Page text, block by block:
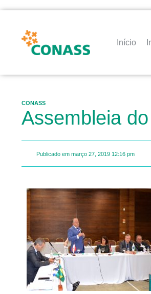
Início
CONASS
Assembleia
Publicado em março 27, 2019 12:16 pm